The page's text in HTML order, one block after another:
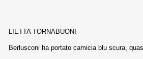
LIETTA TORNABUONI
Berlusconi ha portato camicia blu scura,